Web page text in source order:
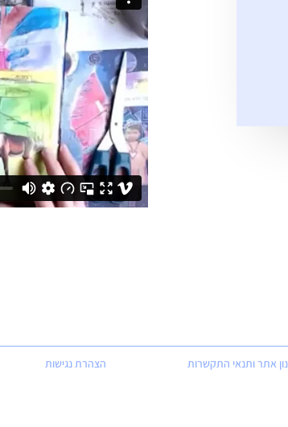
הצהרת נגישות אתר ותנאי התקשרות